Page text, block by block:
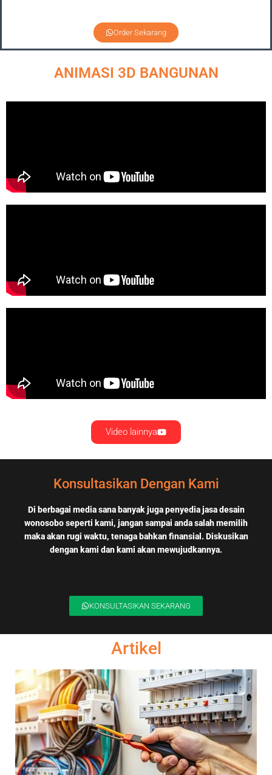
Order Sekarang
ANIMASI 3D BANGUNAN
Video lainnya
Konsultasikan Dengan Kami
Di berbagai media sana banyak juga penyedia jasa desain
wonosobo seperti kami, jangan sampai anda salah memilih
maka akan rugi waktu, tenaga bahkan finansial. Diskusikan
dengan kami dan kami akan mewujudkannya.
KONSULTASIKAN SEKARANG
Artikel